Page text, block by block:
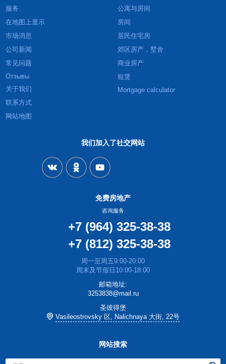
服务
在地图上显示
市场消息
公司新闻
常见问题
Отзывы
关于我们
联系方式
网站地图
公寓与房间
房间
居民住宅房
郊区房产，墅舍
商业房产
租赁
Mortgage calculator
我们加入了社交网站
免费房地产
咨询服务
+7 (964) 325-38-38
+7 (812) 325-38-38
周一至周五9:00-20:00
周末及节假日10:00-18:00
邮箱地址:
3253838@mail.ru
圣彼得堡
Vasileostrovsky 区, Nalichnaya 大街, 22号
网站搜索